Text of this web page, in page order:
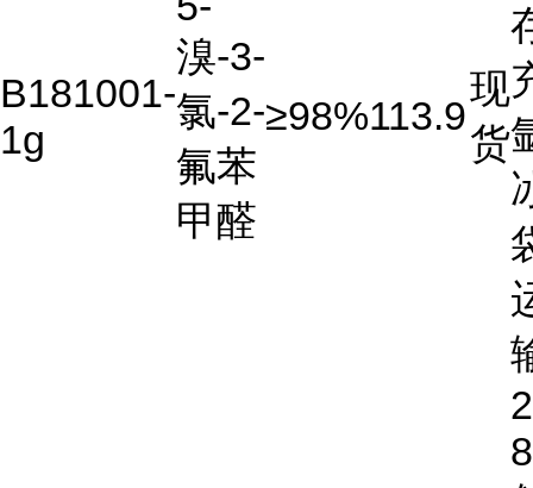
B181001-
1g
溴-3-
氯-2-
氟苯
甲醛
≥98%113.9
现
货